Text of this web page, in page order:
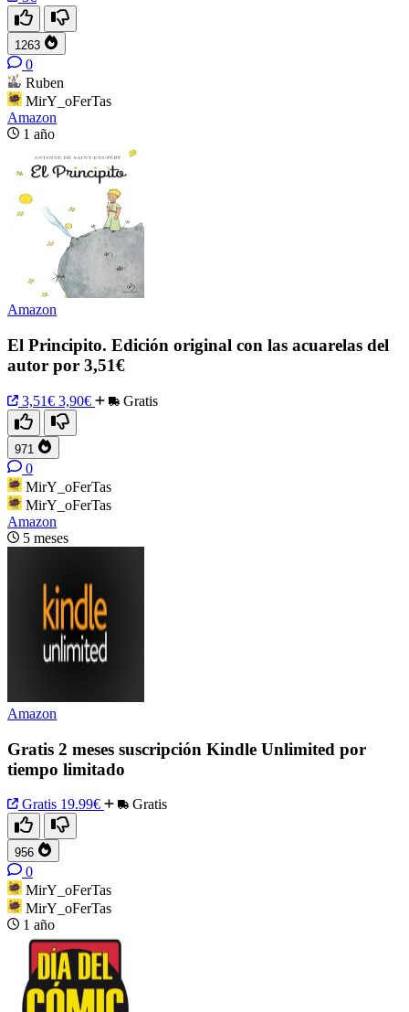
1263
0
Ruben
MirY_oFerTas
Amazon
1 año
Amazon
El Principito. Edición original con las acuarelas del
autor por 3,51€
3,51€ 3,90€ Gratis
971
0
MirY_oFerTas
MirY_oFerTas
Amazon
5 meses
Amazon
Gratis 2 meses suscripción Kindle Unlimited por
tiempo limitado
Gratis 19.99€ Gratis
956
0
MirY_oFerTas
MirY_oFerTas
1 año